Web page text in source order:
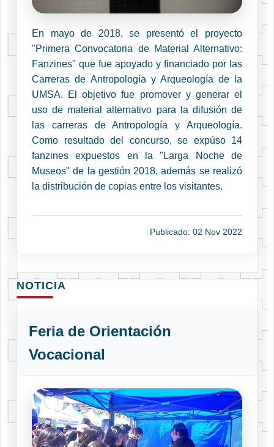
En mayo de 2018, se presentó el proyecto
"Primera Convocatoria de Material Alternativo:
Fanzines" que fue apoyado y financiado por las
Carreras de Antropología y Arqueología de la
UMSA. El objetivo fue promover y generar el
uso de material alternativo para la difusión de
las carreras de Antropología y Arqueología.
Como resultado del concurso, se expúso 14
fanzines expuestos en la "Larga Noche de
Museos" de la gestión 2018, además se realizó
la distribución de copias entre los visitantes.
Publicado: 02 Nov 2022
NOTICIA
Feria de Orientación
Vocacional